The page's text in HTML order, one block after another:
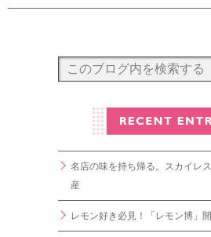
名店の味を持ち帰る。スカイレ
産
レモン好き必見！「レモン博」